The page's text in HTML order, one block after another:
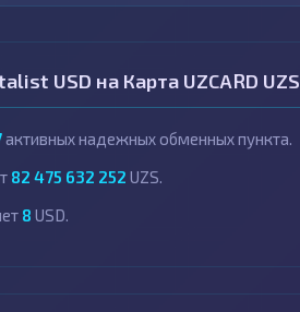
USD на Карта UZCARD UZS
активных надежных обменных пункта.
82 475 632 252 UZS.
8 USD.